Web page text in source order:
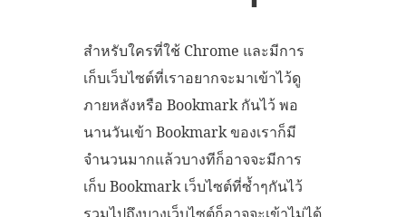
สำหรับใครที่ใช้ Chrome และมีการ
เก็บเว็บไซต์ที่เราอยากจะมาเข้าไว้ดู
ภายหลังหรือ Bookmark กันไว้ พอ
นานวันเข้า Bookmark ของเราก็มี
จำนวนมากแล้วบางทีก็อาจจะมีการ
เก็บ Bookmark เว็บไซต์ที่ซ้ำๆกันไว้